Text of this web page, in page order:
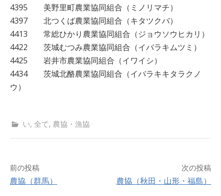
4395 美野里町農業協同組合（ミノリマチ）
4397 北つくば農業協同組合（キタツクバ）
4413 常総ひかり農業協同組合（ジョウソウヒカリ）
4422 茨城むつみ農業協同組合（イバラキムツミ）
4425 岩井市農業協同組合（イワイシ）
4434 茨城北酪農業協同組合（イバラキキタラクノ
ウ）
い, 全て, 農協・漁協
前の投稿
農協（群馬）
次の投稿
農協（秋田・山形・福島）